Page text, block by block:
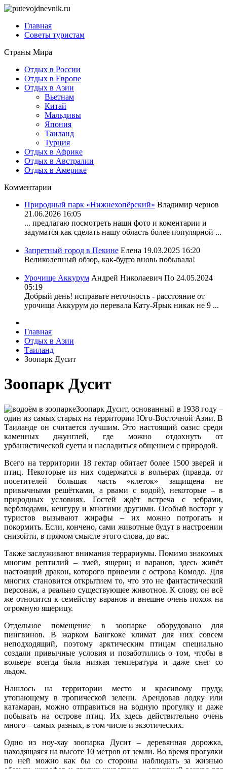
Главная
Советы туристам
Страны Мира
Отдых в России
Отдых в Европе
Отдых в Азии
Вьетнам
Китай
Мальдивы
Япония
Таиланд
Турция
Отдых в Африке
Отдых в Австралии
Отдых в Америке
Комментарии
Природный парк «Нижнехопёрский» Владимир чернов
21.06.2026 16:05
... предлагаю посмотреть наши фото и коментарии и
задуматся как сделать нашу область более популярной ...
Запретный город в Пекине Елена 19.03.2025 16:20
Великолепный обзор, как-будто вновь побывала!
Урочище Аккурум Андрей Николаевич По 24.05.2024
05:19
Добрый день! исправьте неточность - расстояние от
урочища Аккурум до перевала Кату-Ярык никак не 9 ...
Главная
Отдых в Азии
Таиланд
Зоопарк Дусит
Зоопарк Дусит
Зоопарк Дусит, основанный в 1938 году –
один из самых старых на территории Юго-Восточной Азии. В
Таиланде он считается лучшим. Это настоящий оазис среди
каменных джунглей, где можно отдохнуть от
урбанистической суеты и насладиться общением с природой.
Всего на территории 18 гектар обитает более 1500 зверей и
птиц. Некоторые из них содержатся в вольерах (правда, от
посетителей большая часть «клеток» защищена не
привычными решётками, а рвами с водой), некоторые – в
природных условиях. Гостей ждёт встреча с зебрами,
верблюдами, кенгуру и многими другими. Особый восторг у
туристов вызывают жирафы – их можно потрогать и
покормить. Если, кончено, сами животные будут в настроении
снизойти, в прямом смысле этого слова, до вас.
Также заслуживают внимания террариумы. Помимо знакомых
многим рептилий – змей, ящериц и варанов, здесь живёт
настоящий дракон, которого привезли с острова Комодо. Для
многих становится открытием то, что это не фантастический
персонаж, а реально существующее животное. К слову, он всё
же относится к семейству варанов и внешне очень похож на
огромную ящерицу.
Отдельное помещение в зоопарке оборудовано для
пингвинов. В жарком Бангкоке климат для них совсем
неподходящий, поэтому арктическим птицам специально
создали привычные условия и позаботились о том, чтобы в
вольере всегда была низкая температура и даже снег со
льдом.
Нашлось на территории место и красивому пруду,
утопающему в тропической зелени. Арендовав лодку или
катамаран, можно отправиться на водную прогулку и даже
побывать на острове птиц. Их здесь действительно очень
много – самых разных, в том числе и экзотических.
Одно из ноу-хау зоопарка Дусит – деревянная дорожка,
находящаяся на высоте 10 метров от земли. Во время прогулки
по ней можно как бы со стороны наблюдать за жизнью